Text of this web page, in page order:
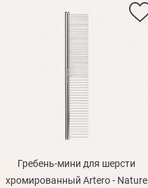
Гребень-мини для шерсти
хромированный Artero - Nature